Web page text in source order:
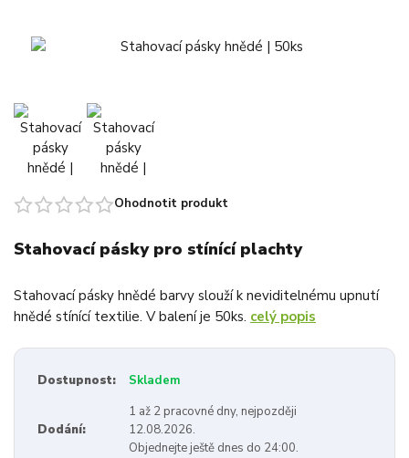
Ohodnotit produkt
Stahovací pásky pro stínící plachty
Stahovací pásky hnědé barvy slouží k neviditelnému upnutí
hnědé stínící textilie. V balení je 50ks. celý popis
Dostupnost: Skladem
Dodání:
1 až 2 pracovné dny, nejpozději
12.08.2026.
Objednejte ještě dnes do 24:00.